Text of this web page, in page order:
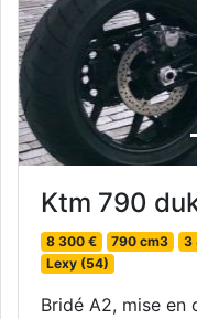
Ktm 790
8 300 € 790 cm3 3
Lexy (54)
Bridé A2, mise